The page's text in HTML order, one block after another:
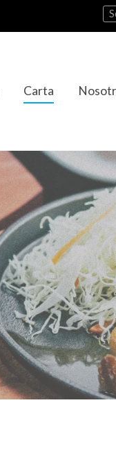
Carta